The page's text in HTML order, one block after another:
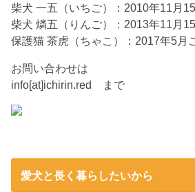
柴犬 一五（いちご）：2010年11月
柴犬 燐五（りんご）：2013年11月
保護猫 茶虎（ちゃこ）：2017年5月
お問い合わせは
info[at]ichirin.red まで
愛犬と長く暮らしたいから